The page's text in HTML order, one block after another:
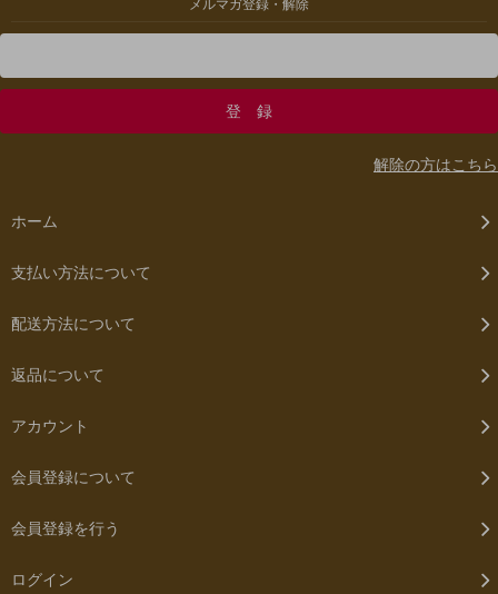
メルマガ登録・解除
解除の方はこちら
ホーム
支払い方法について
配送方法について
返品について
アカウント
会員登録について
会員登録を行う
ログイン